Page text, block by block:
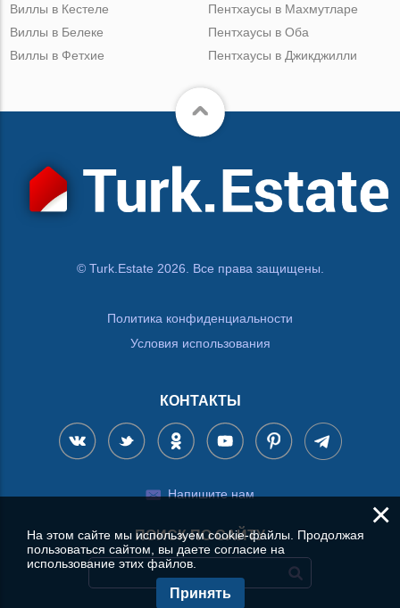
Виллы в Кестеле
Виллы в Белеке
Виллы в Фетхие
Пентхаусы в Махмутларе
Пентхаусы в Оба
Пентхаусы в Джикджилли
© Turk.Estate 2026. Все права защищены.
Политика конфиденциальности
Условия использования
КОНТАКТЫ
Напишите нам
ПОИСК ПО САЙТУ
×
На этом сайте мы используем cookie-файлы. Продолжая
пользоваться сайтом, вы даете согласие на
использование этих файлов.
Принять